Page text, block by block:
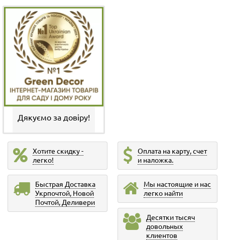
Дякуємо за довіру!
Хотите скидку -
легко!
Оплата на карту, счет
и наложка.
Быстрая Доставка
Укрпочтой, Новой
Почтой, Деливери
Мы настоящие и нас
легко найти
Десятки тысяч
довольных
клиентов